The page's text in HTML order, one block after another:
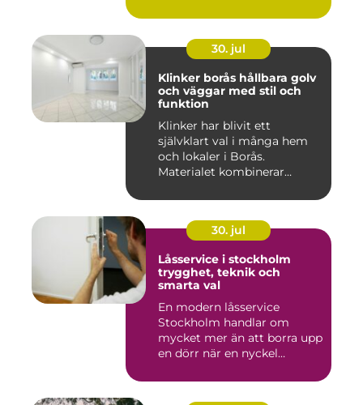
30. jul
Klinker borås hållbara golv
och väggar med stil och
funktion
Klinker har blivit ett
självklart val i många hem
och lokaler i Borås.
Materialet kombinerar
30. jul
Låsservice i stockholm
trygghet, teknik och
smarta val
En modern låsservice
Stockholm handlar om
mycket mer än att borra upp
en dörr när en nyckel